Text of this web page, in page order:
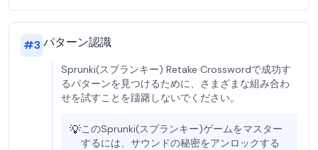
#3パターン認識
Sprunki(スプランキー) Retake Crosswordで成功す
るパターンを見つけるために、さまざまな組み合わ
せを試すことを躊躇しないでください。
💡このSprunki(スプランキー)ゲームをマスター
するには、サウンドの秘密をアンロックする